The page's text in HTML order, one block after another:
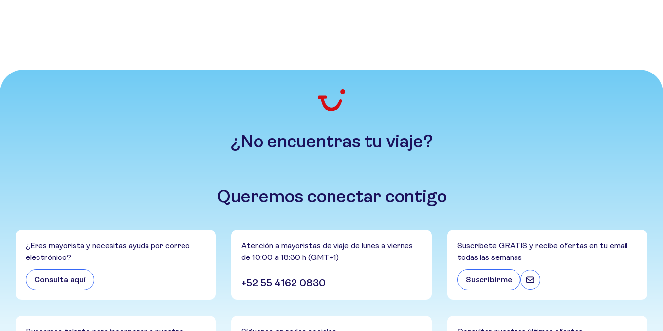
¿No encuentras tu viaje?
Queremos conectar contigo
¿Eres mayorista y necesitas ayuda por correo
electrónico?
Consulta aquí
Atención a mayoristas de viaje de lunes a viernes
de 10:00 a 18:30 h (GMT+1)
+52 55 4162 0830
Suscríbete GRATIS y recibe ofertas en tu email
todas las semanas
Suscribirme